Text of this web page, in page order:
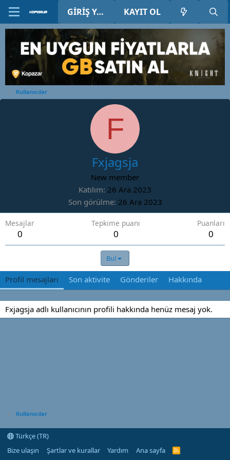
GIRIŞ YAP KAYIT OL
Kullanıcılar
F
Fxjagsja
New member
Katılım 26 Ara 2023
Son görülme 26 Ara 2023
Mesajlar
0
Tepkime puanı
0
Puanları
0
Bul
Profil mesajları Son aktivite Gönderiler Hakkında
Fxjagsja adlı kullanıcının profili hakkında henüz mesaj yok.
Kullanıcılar
Türkçe (TR)
Bize ulaşın
Şartlar ve kurallar Yardım Ana sayfa
R